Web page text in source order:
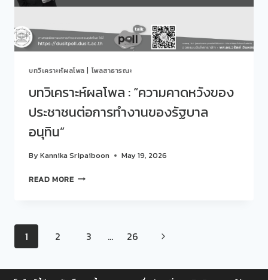
คณะ
ผู้
จาก
มหาวิทยาลัย
การ
เงิน
และ
สี
ประชาชน
ศึกษา
บทวิเคราะห์ผลโพล |โพลสาธารณะ
บทวิเคราะห์ผลโพล : “ความคาดหวังของ
ประชาชนต่อการทำงานของรัฐบาล
อนุทิน”
ByKannika Sripaiboon May 19, 2026
READ MOREบท
“ความ
ของ
Page
navigation
1 2 3 … 26
Next